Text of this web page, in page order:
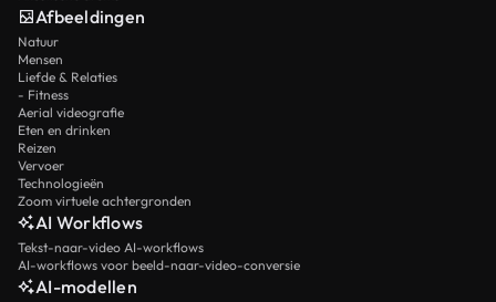
Afbeeldingen
Natuur
Mensen
Liefde & Relaties
- Fitness
Aerial videografie
Eten en drinken
Reizen
Vervoer
Technologieën
Zoom virtuele achtergronden
AI Workflows
Tekst-naar-video AI-workflows
AI-workflows voor beeld-naar-video-conversie
AI-modellen